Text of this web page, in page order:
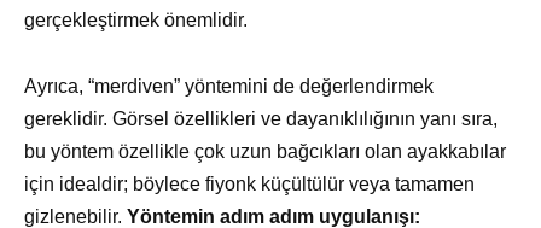
gerçekleştirmek önemlidir.
Ayrıca, “merdiven” yöntemini de değerlendirmek
gereklidir. Görsel özellikleri ve dayanıklılığının yanı sıra,
bu yöntem özellikle çok uzun bağcıkları olan ayakkabılar
için idealdir; böylece fiyonk küçültülür veya tamamen
gizlenebilir. Yöntemin adım adım uygulanışı: